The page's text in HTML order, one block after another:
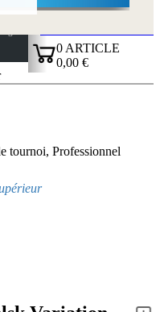
0 ARTICLE
0,00 €
✔
tournoi, Professionnel